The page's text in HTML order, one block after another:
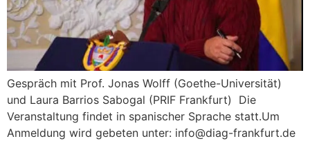
Gespräch mit Prof. Jonas Wolff (Goethe-Universität)
und Laura Barrios Sabogal (PRIF Frankfurt) Die
Veranstaltung findet in spanischer Sprache statt.Um
Anmeldung wird gebeten unter: info@diag-frankfurt.de